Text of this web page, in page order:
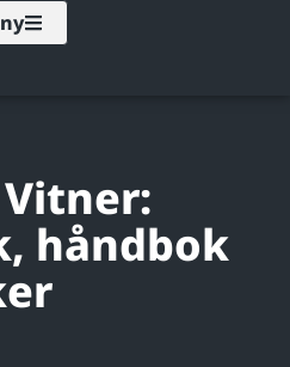
Vitner:
håndbok